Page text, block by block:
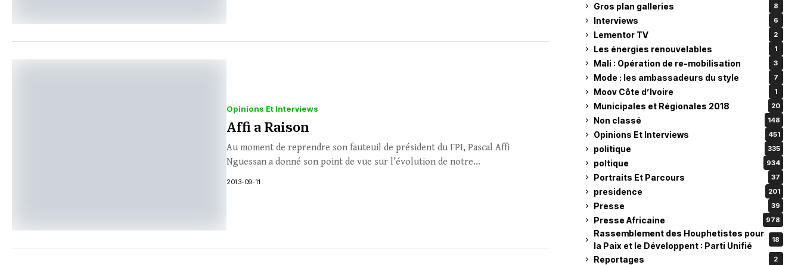
Opinions Et Interviews
Affi a Raison
Au moment de reprendre son fauteuil de président du FPI, Pascal Affi
Nguessan a donné son point de vue sur l’évolution de notre...
2013-09-11
Gros plan galleries 8
Interviews 6
Lementor TV 2
Les énergies renouvelables 1
Mali : Opération de re-mobilisation 3
Mode : les ambassadeurs du style 7
Moov Côte d’Ivoire 1
Municipales et Régionales 2018 20
Non classé 148
Opinions Et Interviews 451
politique 335
poltique 934
Portraits Et Parcours 37
presidence 201
Presse 39
Presse Africaine 978
Rassemblement des Houphetistes pour
la Paix et le Développent : Parti Unifié
18
Reportages 2